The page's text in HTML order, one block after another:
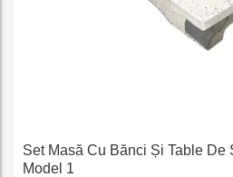
Set Masă Cu Bănci Și Table De
Model 1